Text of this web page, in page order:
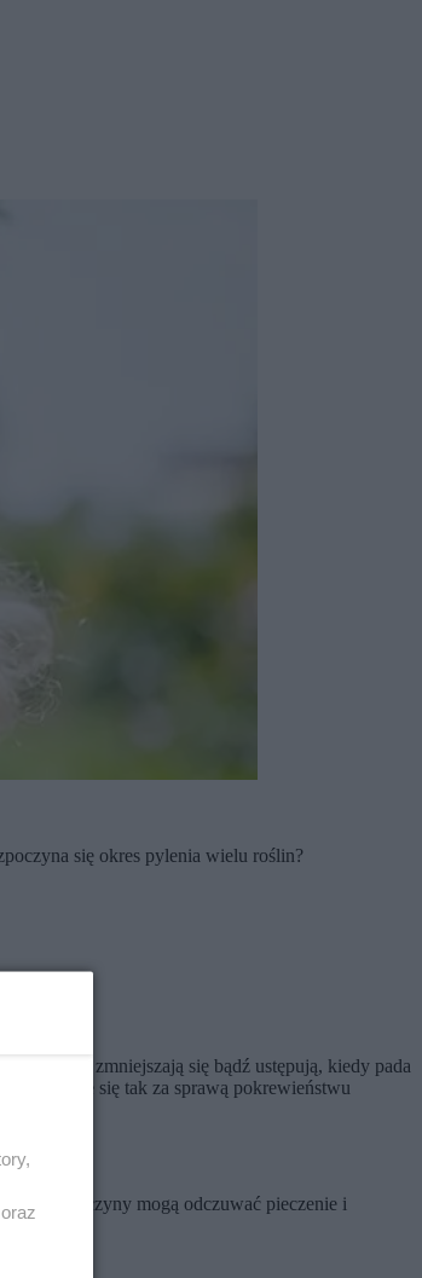
się okres pylenia wielu roślin?
zmniejszają się bądź ustępują, kiedy pada
Dzieje się tak za sprawą pokrewieństwu
pyłki leszczyny mogą odczuwać pieczenie i